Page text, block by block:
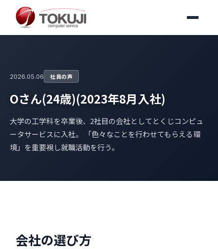
2026.05.06 社員の声
Oさん(24歳)(2023年8月入社)
大学の工学科を卒業後、2社目の会社としてとくじコンピュ
ータサービスに入社。 「色々なことを行わせてもらえる環
境」を重要視し就職活動を行う。
会社の選び方